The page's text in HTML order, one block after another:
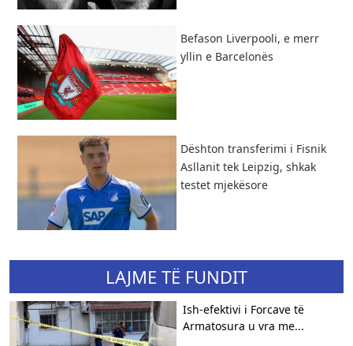
Befason Liverpooli, e merr
yllin e Barcelonës
Dështon transferimi i Fisnik
Asllanit tek Leipzig, shkak
testet mjekësore
LAJME TË FUNDIT
Ish-efektivi i Forcave të
Armatosura u vra me...